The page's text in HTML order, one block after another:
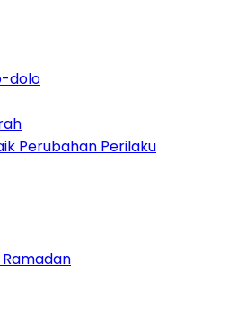
dolo
Perubahan Perilaku